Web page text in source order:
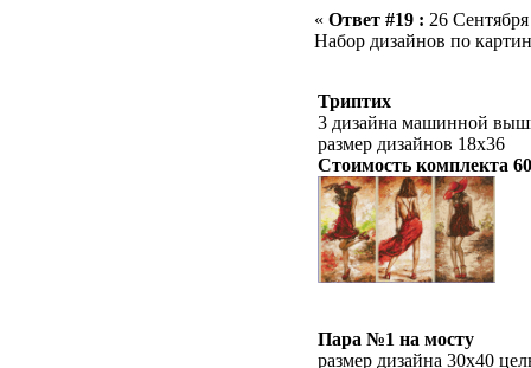
« Ответ #19 : 26
Набор дизайнов по
Триптих
3 дизайна машинной
размер дизайнов 18х36
Стоимость комплекта
Пара №1 на мосту
размер дизайна 30х40